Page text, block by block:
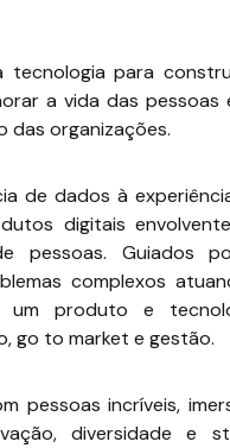
tecnologia para
a vida das pessoas
das organizações.
de dados à
digitais
pessoas. Guiados
complexos
um produto e
go to market e gestão.
pessoas incríveis,
diversidade e